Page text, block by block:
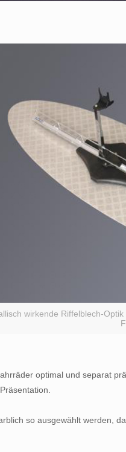
wirkende Riffelblech-
optimal und separat
so ausgewählt werden,